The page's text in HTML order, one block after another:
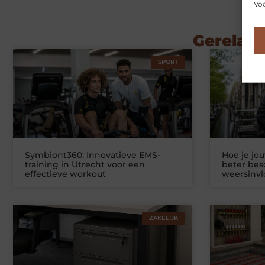
SPORT
Symbiont360: Innovatieve EMS-
training in Utrecht voor een
effectieve workout
Hoe je
beter
ZAKELIJK